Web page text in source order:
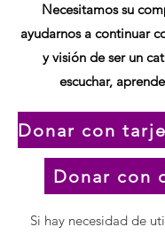
Necesitamos su
ayudarnos a continuar
y visión de ser un
escuchar,
Donar con
Si hay necesidad de